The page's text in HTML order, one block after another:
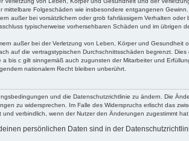
mittelbare Folgeschäden wie insbesondere entgangenen Gewinn.
außer bei vorsätzlichem oder grob fahrlässigem Verhalten
typischerweise vorhersehbaren Schäden und im
außer bei der Verletzung von Leben, Körper und Gesundheit
auf die vertragstypischen Durchschnittsschäden begrenzt.
bis c gilt sinngemäß auch zugunsten der Mitarbeiter und
nationalem Recht bleiben unberührt.
und die Datenschutzrichtlinie zu ändern. Die
zu widersprechen. Im Falle des Widerspruchs erlischt das
verbindlich, wenn der Nutzer den Änderungen zugestimmt hat.
persönlichen Daten sind in der